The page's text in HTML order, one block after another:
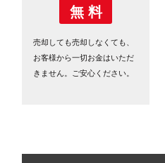
無 料
売却しても売却しなくても、
お客様から一切お金はいただ
きません。ご安心ください。